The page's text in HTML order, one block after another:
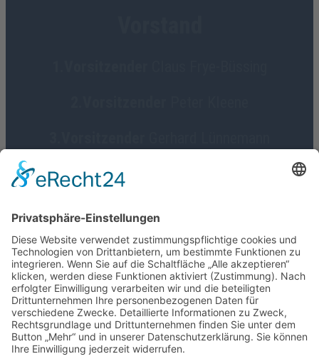
Geschäftsführerin
Social Media
HGV Emstek on Facebook
Impressum